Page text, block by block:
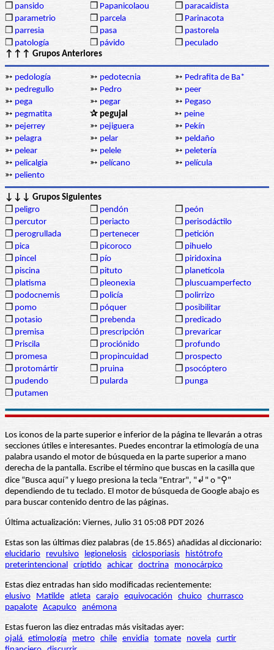
❒ pansido ❒ Papanicolaou ❒ paracaidista
❒ parametrio ❒ parcela ❒ Parinacota
❒ parresia ❒ pasa ❒ pastorela
❒ patología ❒ pávido ❒ peculado
↑↑↑ Grupos Anteriores
➳ pedología ➳ pedotecnia ➳ Pedrafita de Ba*
➳ pedregullo ➳ Pedro ➳ peer
➳ pega ➳ pegar ➳ Pegaso
➳ pegmatita ✰ pegujal ➳ peine
➳ pejerrey ➳ pejiguera ➳ Pekín
➳ pelagra ➳ pelar ➳ peldaño
➳ pelear ➳ pelele ➳ peletería
➳ pelicalgia ➳ pelícano ➳ película
➳ peliento
↓↓↓ Grupos Siguientes
❒ peligro ❒ pendón ❒ peón
❒ percutor ❒ periacto ❒ perisodáctilo
❒ perogrullada ❒ pertenecer ❒ petición
❒ pica ❒ picoroco ❒ pihuelo
❒ pincel ❒ pío ❒ piridoxina
❒ piscina ❒ pituto ❒ planetícola
❒ platisma ❒ pleonexia ❒ pluscuamperfecto
❒ podocnemis ❒ policía ❒ polirrizo
❒ pomo ❒ póquer ❒ posibilitar
❒ potasio ❒ prebenda ❒ predicado
❒ premisa ❒ prescripción ❒ prevaricar
❒ Priscila ❒ prociónido ❒ profundo
❒ promesa ❒ propincuidad ❒ prospecto
❒ protomártir ❒ pruina ❒ psocóptero
❒ pudendo ❒ pularda ❒ punga
❒ putamen
Los iconos de la parte superior e inferior de la página te llevarán a otras
secciones útiles e interesantes. Puedes encontrar la etimología de una
palabra usando el motor de búsqueda en la parte superior a mano
derecha de la pantalla. Escribe el término que buscas en la casilla que
dice “Busca aquí” y luego presiona la tecla "Entrar", "↲" o "⚲"
dependiendo de tu teclado. El motor de búsqueda de Google abajo es
para buscar contenido dentro de las páginas.
Última actualización: Viernes, Julio 31 05:08 PDT 2026
Estas son las últimas diez palabras (de 15.865) añadidas al diccionario:
elucidario
revulsivo legionelosis ciclosporiasis
histótrofo
preterintencional críptido achicar doctrina monocárpico
Estas diez entradas han sido modificadas recientemente:
elusivo
Matilde atleta carajo equivocación chuico churrasco
papalote Acapulco anémona
Estas fueron las diez entradas más visitadas ayer:
ojalá etimología metro chile envidia tomate novela curtir